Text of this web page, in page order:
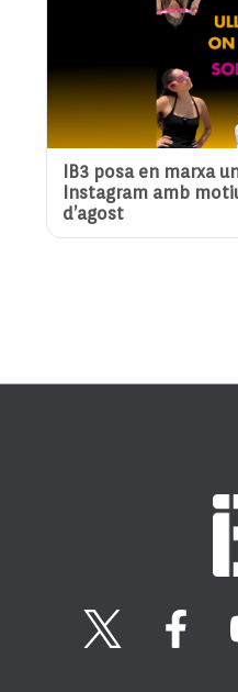
IB3 posa en marxa
Instagram amb
d’agost